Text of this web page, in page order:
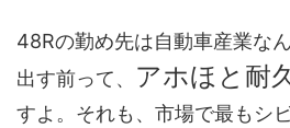
48Rの勤め先は自動車産業な
出す前って、 アホほと耐
すよ。それも、市場で最もシ